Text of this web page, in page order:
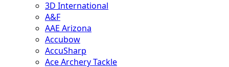
3D International
A&F
AAE Arizona
Accubow
AccuSharp
Ace Archery Tackle